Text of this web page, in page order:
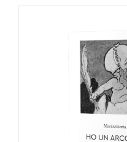
AGGIUNGI AL